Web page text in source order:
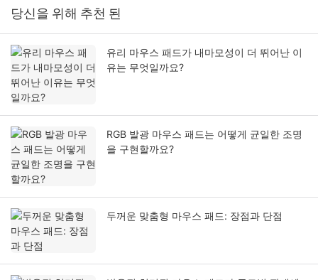
당신을 위해 추천 된
유리 마우스 패드가 내마모성이 더 뛰어난 이
유는 무엇일까요?
RGB 발광 마우스 패드는 어떻게 균일한 조명
을 구현할까요?
두꺼운 맞춤형 마우스 패드: 장점과 단점